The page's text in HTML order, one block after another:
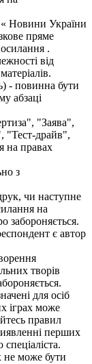
« Новини України
пряме
.
від
- повинна бути
абзаці
"Заява",
"Тест-драйв",
на правах
з
чи наступне
на
забороняється.
є автор
творів
для осіб
іграх може
правил
перших
не може бути